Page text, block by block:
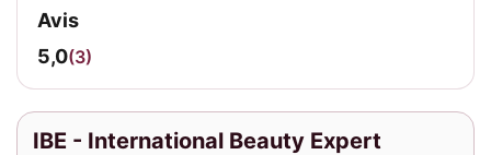
Avis
5,0(3)
IBE - International Beauty Expert